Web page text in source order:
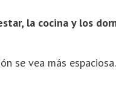
la cocina y los
se vea más